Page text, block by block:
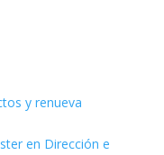
y renueva
en Dirección e